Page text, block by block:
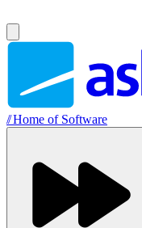
//Home of Software